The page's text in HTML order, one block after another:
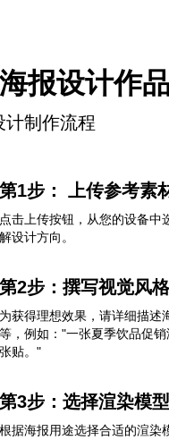
报设计作品
计制作流程
第1步： 上传参考素
点击上传按钮，从您的设备中
解设计方向。
第2步：撰写视觉风
为获得理想效果，请详细描述
等，例如："一张夏季饮品促
张贴。"
第3步：选择渲染模
根据海报用途选择合适的渲染